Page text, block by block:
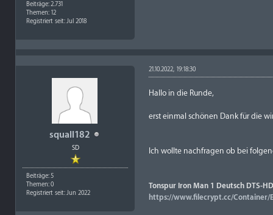
Beiträge: 2.731
Themen: 12
Registriert seit: Jul 2018
squall182
SD
Beiträge: 5
Themen: 0
Registriert seit: Jun 2022
21.10.2022, 19:18:30
Hallo in die Runde,
erst einmal schönen Dank für die
Ich wollte nachfragen ob bei
Tonspur Iron Man 1 Deutsch DTS-
https://www.filecrypt.cc/Container/